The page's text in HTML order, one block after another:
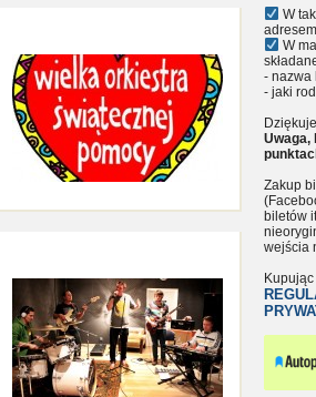
W
W
- nazwa
- jaki
Uwaga,
Zakup
biletów
wejścia